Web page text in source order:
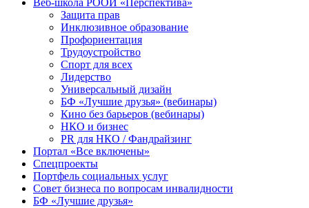
Веб-школа РООИ «Перспектива»
Защита прав
Инклюзивное образование
Профориентация
Трудоустройство
Спорт для всех
Лидерство
Универсальный дизайн
БФ «Лучшие друзья» (вебинары)
Кино без барьеров (вебинары)
НКО и бизнес
PR для НКО / Фандрайзинг
Портал «Все включены»
Спецпроекты
Портфель социальных услуг
Совет бизнеса по вопросам инвалидности
БФ «Лучшие друзья»